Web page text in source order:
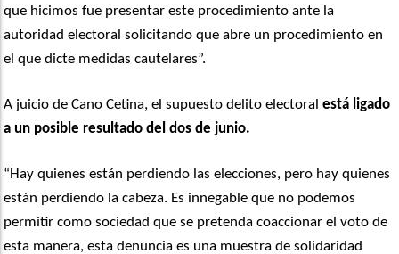
que hicimos fue presentar este procedimiento ante la
autoridad electoral solicitando que abre un procedimiento en
el que dicte medidas cautelares”.
A juicio de Cano Cetina, el supuesto delito electoralestá ligado
a un posible resultado del dos de junio.
“Hay quienes están perdiendo las elecciones, pero hay quienes
están perdiendo la cabeza. Es innegable que no podemos
permitir como sociedad que se pretenda coaccionar el voto de
esta manera, esta denuncia es una muestra de solidaridad